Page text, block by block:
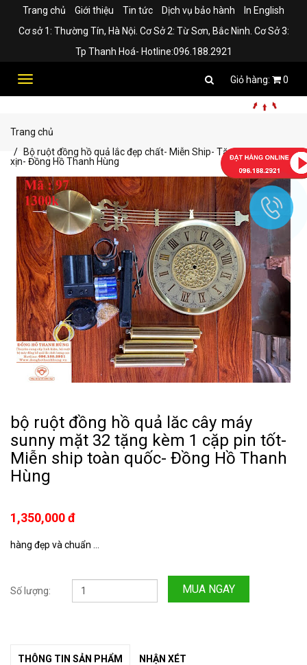
Trang chủ Giới thiệu Tin tức Dịch vụ bảo hành
In English
Cơ sở 1: Thường Tín, Hà Nội. Cơ Sở 2: Từ Sơn, Bắc Ninh. Cơ Sở 3:
Tp Thanh Hoá- Hotline:096.188.2921
Toggle
0
Trang chủ
Bộ ruột đồng hồ quả lắc đẹp chất- Miễn Ship- Tặng kèm pin
xịn- Đồng Hồ Thanh Hùng
bộ ruột đồng hồ quả lăc cây máy
sunny mặt 32 tặng kèm 1 cặp pin tốt-
Miễn ship toàn quốc- Đồng Hồ Thanh
Hùng
1,350,000 đ
hàng đẹp và chuẩn ...
Số lượng: MUA NGAY
THÔNG TIN SẢN PHẨM NHẬN XÉT